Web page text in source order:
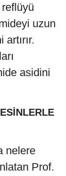
uzun
asidini
nelere
Prof.